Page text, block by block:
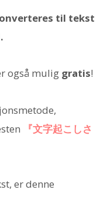
til tekst
også mulig gratis!
『文字起こしさ
er denne